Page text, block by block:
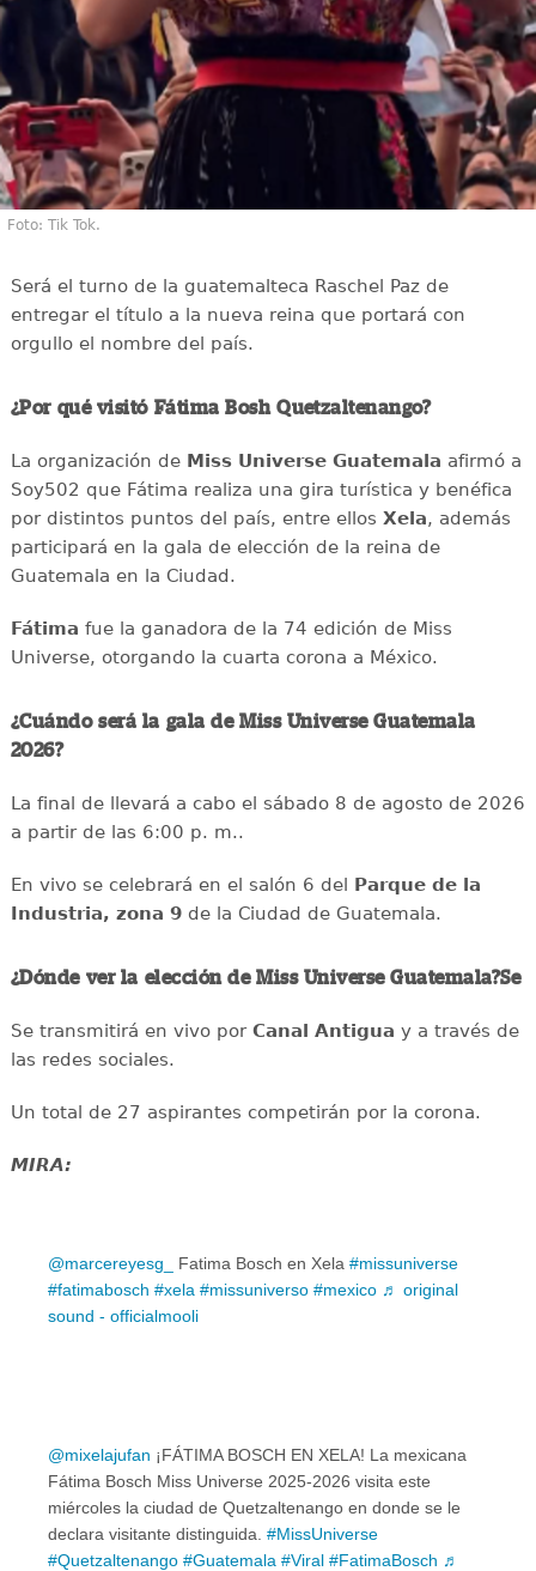
Foto: Tik Tok.
Será el turno de la guatemalteca Raschel Paz de
entregar el título a la nueva reina que portará con
orgullo el nombre del país.
¿Por qué visitó Fátima Bosh Quetzaltenango?
La organización de Miss Universe Guatemala afirmó a
Soy502 que Fátima realiza una gira turística y benéfica
por distintos puntos del país, entre ellos Xela, además
participará en la gala de elección de la reina de
Guatemala en la Ciudad.
Fátima fue la ganadora de la 74 edición de Miss
Universe, otorgando la cuarta corona a México.
¿Cuándo será la gala de Miss Universe Guatemala
2026?
La final de llevará a cabo el sábado 8 de agosto de 2026
a partir de las 6:00 p. m..
En vivo se celebrará en el salón 6 del
Parque de la
Industria, zona 9de la Ciudad de Guatemala.
¿Dónde ver la elección de Miss Universe Guatemala?Se
Se transmitirá en vivo porCanal Antigua y a través de
las redes sociales.
Un total de 27 aspirantes competirán por la corona.
MIRA:
@marcereyesg_ Fatima Bosch en Xela #missuniverse
#fatimabosch #xela #missuniverso #mexico ♬ original
sound - officialmooli
@mixelajufan ¡FÁTIMA BOSCH EN XELA! La mexicana
Fátima Bosch Miss Universe 2025-2026 visita este
miércoles la ciudad de Quetzaltenango en donde se le
declara visitante distinguida. #MissUniverse
#Quetzaltenango #Guatemala #Viral #FatimaBosch ♬